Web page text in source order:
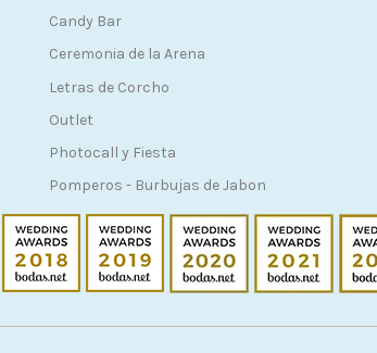
Candy Bar
Ceremonia de la Arena
Letras de Corcho
Outlet
Photocall y Fiesta
Pomperos - Burbujas de Jabon